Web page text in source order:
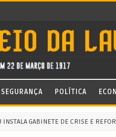
SEGURANÇA POLÍTICA
GABINETE DE CRISE E REFORÇA